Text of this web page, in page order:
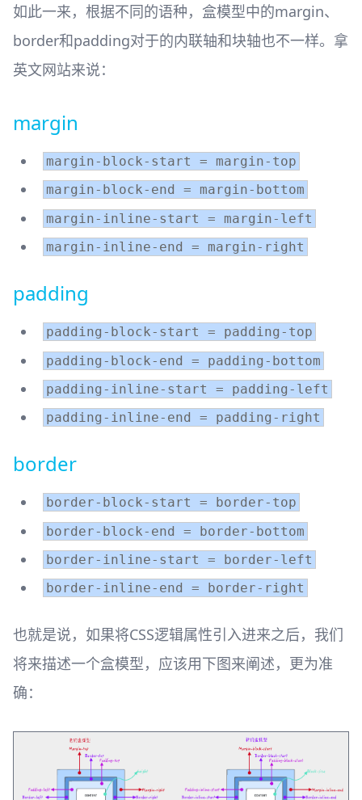
如此一来，根据不同的语种，盒模型中的margin、
border和padding对于的内联轴和块轴也不一样。拿
英文网站来说：
margin
margin-block-start = margin-top
margin-block-end = margin-bottom
margin-inline-start = margin-left
margin-inline-end = margin-right
padding
padding-block-start = padding-top
padding-block-end = padding-bottom
padding-inline-start = padding-left
padding-inline-end = padding-right
border
border-block-start = border-top
border-block-end = border-bottom
border-inline-start = border-left
border-inline-end = border-right
也就是说，如果将CSS逻辑属性引入进来之后，我们
将来描述一个盒模型，应该用下图来阐述，更为准
确：